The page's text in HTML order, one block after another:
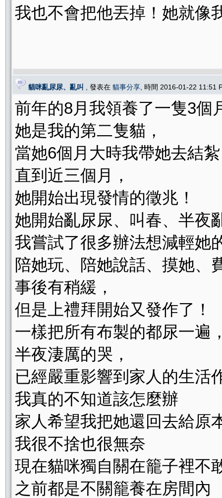
我也不會把他丟掉！她就像
貓咪亂尿尿、亂叫 , 發表在 貓事分享 , 時間 2016-01-22 11:51
前年的8月我領養了一隻3個
她是我的第二隻貓，
當她6個月大時我帶她去結
直到近三個月，
她開始出現發情的徵兆！
她開始亂尿尿、叫春、半夜
我嘗試了很多辦法想減輕她
陪她玩、陪她說話、摸她、
事後有稍緩，
但是上禮拜開始又發作了！
一樣把所有布製的都尿一遍
半夜淒厲的哭，
已經嚴重影響到家人的生活
我真的不知道該怎麼辦
家人希望我把她還回去給原
我很不捨也很無奈
現在貓咪獨自關在籠子裡不
之前都是不關籠養在房間內